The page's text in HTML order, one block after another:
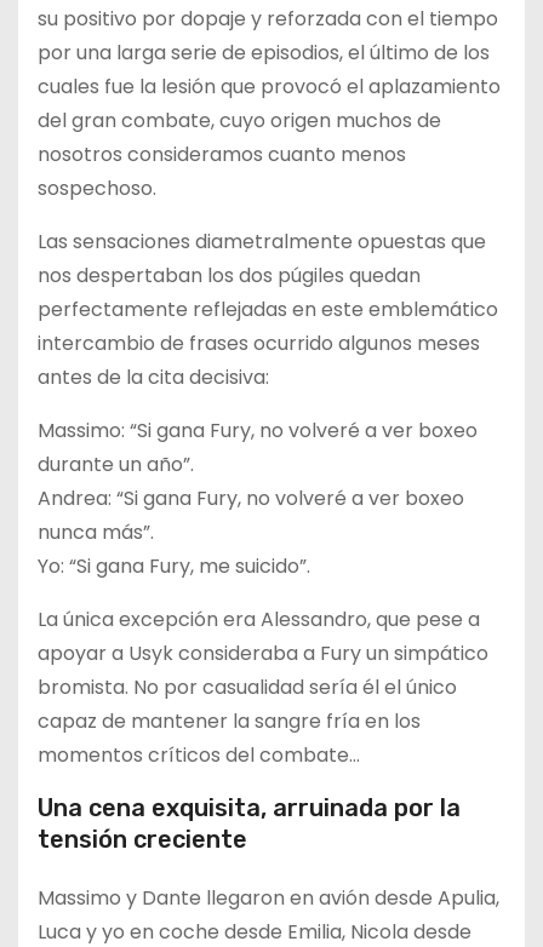
su positivo por dopaje y reforzada con el tiempo
por una larga serie de episodios, el último de los
cuales fue la lesión que provocó el aplazamiento
del gran combate, cuyo origen muchos de
nosotros consideramos cuanto menos
sospechoso.
Las sensaciones diametralmente opuestas que
nos despertaban los dos púgiles quedan
perfectamente reflejadas en este emblemático
intercambio de frases ocurrido algunos meses
antes de la cita decisiva:
Massimo: “Si gana Fury, no volveré a ver boxeo
durante un año”.
Andrea: “Si gana Fury, no volveré a ver boxeo
nunca más”.
Yo: “Si gana Fury, me suicido”.
La única excepción era Alessandro, que pese a
apoyar a Usyk consideraba a Fury un simpático
bromista. No por casualidad sería él el único
capaz de mantener la sangre fría en los
momentos críticos del combate…
Una cena exquisita, arruinada por la
tensión creciente
Massimo y Dante llegaron en avión desde Apulia,
Luca y yo en coche desde Emilia, Nicola desde